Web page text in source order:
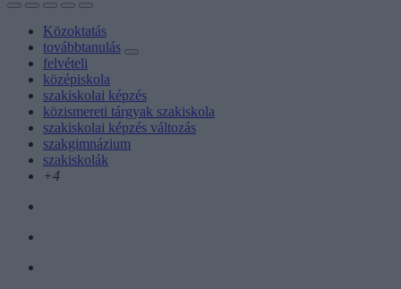
Közoktatás
továbbtanulás
felvételi
középiskola
szakiskolai képzés
közismereti tárgyak szakiskola
szakiskolai képzés változás
szakgimnázium
szakiskolák
+4